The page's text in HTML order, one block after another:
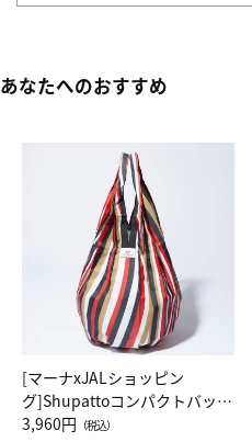
あなたへのおすすめ
[マーナxJALショッピン
グ]Shupattoコンパクトバッグ
Drop JAL客室乗務員（LC）ス
3,960円 （税込）